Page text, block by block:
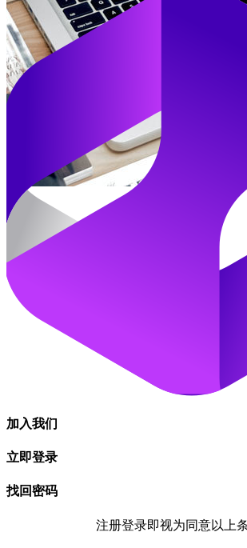
加入我们
立即登录
找回密码
注册登录即视为同意以上